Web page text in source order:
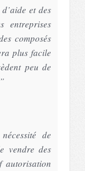
et des
entreprises
composés
plus facile
peu de
”
de
vendre des
autorisation